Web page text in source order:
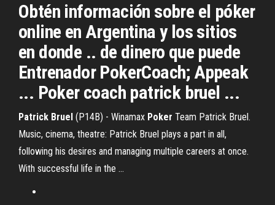
Obtén información sobre el póker
online en Argentina y los sitios
en donde .. de dinero que puede
Entrenador PokerCoach; Appeak
... Poker coach patrick bruel ...
Patrick Bruel (P14B) - Winamax Poker Team Patrick Bruel.
Music, cinema, theatre: Patrick Bruel plays a part in all,
following his desires and managing multiple careers at once.
With successful life in the ...